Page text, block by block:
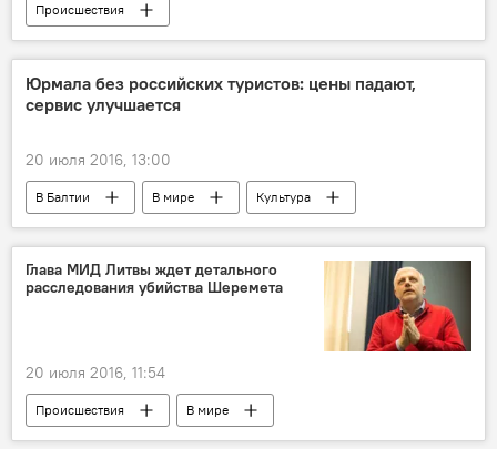
Происшествия
Лесные и речные жители страны
Юрмала без российских туристов: цены падают,
сервис улучшается
20 июля 2016, 13:00
В Балтии В мире Культура
Глава МИД Литвы ждет детального
расследования убийства Шеремета
20 июля 2016, 11:54
Происшествия В мире